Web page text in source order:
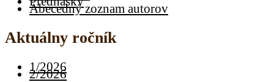
Abecedný zoznam autorov
Aktuálny ročník
1/2026
2/2026